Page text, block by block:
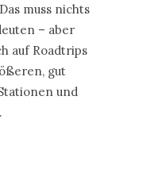
muss nichts
– aber
auf Roadtrips
gut
und